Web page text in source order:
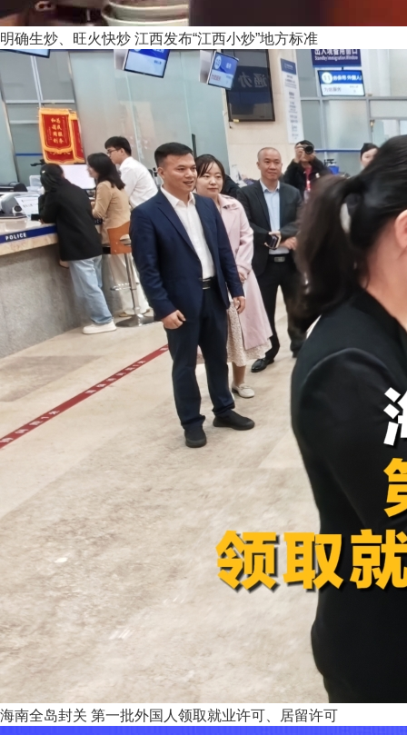
明确生炒、旺火快炒 江西发布“江西小炒”地方标准
海南全岛封关 第一批外国人领取就业许可、居留许可